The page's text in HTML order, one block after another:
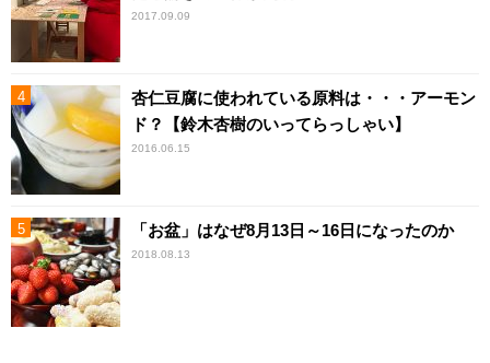
2017.09.09
杏仁豆腐に使われている原料は・・・アーモン
ド？【鈴木杏樹のいってらっしゃい】
2016.06.15
「お盆」はなぜ8月13日～16日になったのか
2018.08.13